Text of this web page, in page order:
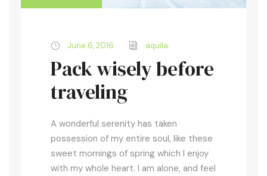
June 6, 2016 aquila
Pack wisely before
traveling
A wonderful serenity has taken
possession of my entire soul, like these
sweet mornings of spring which I enjoy
with my whole heart. I am alone, and feel